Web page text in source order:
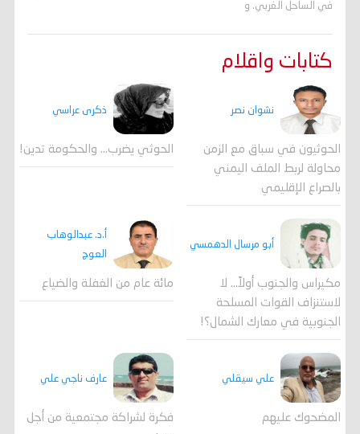
في الساحل الغربي. و
كتابات واقلام
نشوان نصر
الحوثيون في سباق مع الزمن
محاولة لربط الملف اليمني
بالصراع الإقليمي
ذكرى عراسي
الحوثي يضرب… والحكومة تدين!
أبو مرسال الدهمسي
مكيراس والجنوب أولاً... لا
لاستنزاف القوات المسلحة
الجنوبية في معارك الشمال؟!
أ.د. عبدالوهاب
العوج
مائة عام من الغفلة والضياع
علي سيقلي
المضحوك عليهم
عارف ناجي علي
فكرة لشراكة مجتمعية من أجل